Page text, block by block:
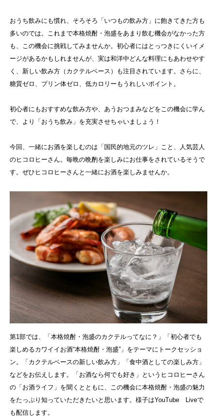
おうち飲みにも慣れ、そろそろ「いつもの飲み方」に飽きてきた方も
多いのでは。これまで本格焼酎・泡盛をあまり飲む機会がなかった方
も、この機会に挑戦してみませんか。初心者にはとっつきにくいイメ
ージがあるかもしれませんが、実は和洋中どんな料理にもあわせやす
く、新しい飲み方（カクテルベース）も注目されています。さらに、
糖質ゼロ、プリン体ゼロ、低カロリーもうれしいポイント。
初心者にもおすすめな飲み方や、あうおつまみなどをこの機会に学ん
で、より「おうち飲み」を充実させちゃいましょう！
今回、一緒にお酒を楽しむのは「国民的地元のツレ」こと、人気芸人
のヒコロヒーさん。毎晩の晩酌を楽しみにお仕事をされているそうで
す。ぜひヒコロヒーさんと一緒にお酒を楽しみませんか。
第1部では、「本格焼酎・泡盛のカクテルってなに？」「初心者でも
楽しめるカワイイお酒“本格焼酎・泡盛”」をテーマにトークセッショ
ン。「カクテルベースの新しい飲み方」「食中酒としての楽しみ方」
などをお伝えします。「お酒なら何でも好き」というヒコロヒーさん
の「お酒ライフ」を聞くとともに、この機会に本格焼酎・泡盛の魅力
をたっぷり知っていただきたいと思います。様子はYouTube Liveで
も配信します。